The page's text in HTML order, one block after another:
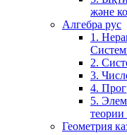
және
Алгебра рус
1.
2.
3.
4.
5.
теории
Геометрия